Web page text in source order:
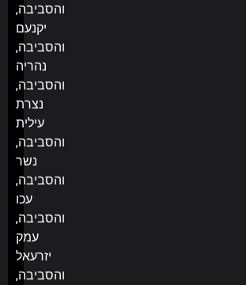
והסביבה,
יקנעם
והסביבה,
נהריה
והסביבה,
נצרת
עילית
והסביבה,
נשר
והסביבה,
עכו
והסביבה,
עמק
יזרעאל
והסביבה,